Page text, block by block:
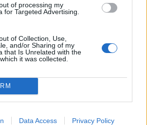
of processing my
for Targeted Advertising.
of Collection, Use,
and/or Sharing of my
that Is Unrelated with the
it was collected.
Data Access Privacy Policy
енергия в САЩ